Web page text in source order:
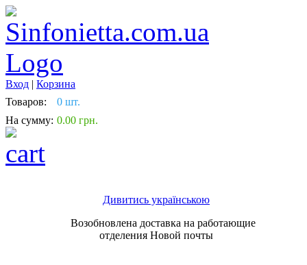
Вход | Корзина
Товаров:
0 шт.
На сумму: 0.00 грн.
Дивитись українською
Возобновлена доставка на работающие
отделения Новой почты